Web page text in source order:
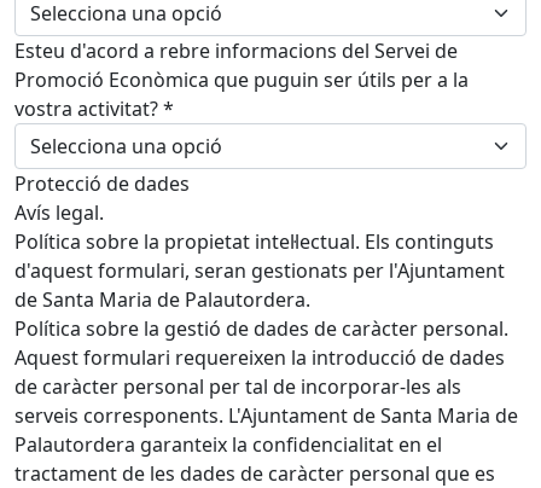
Esteu d'acord a rebre informacions del Servei de
Promoció Econòmica que puguin ser útils per a la
vostra activitat?*
Protecció de dades
Avís legal.
Política sobre la propietat intel·lectual. Els continguts
d'aquest formulari, seran gestionats per l'Ajuntament
de Santa Maria de Palautordera.
Política sobre la gestió de dades de caràcter personal.
Aquest formulari requereixen la introducció de dades
de caràcter personal per tal de incorporar-les als
serveis corresponents. L'Ajuntament de Santa Maria de
Palautordera garanteix la confidencialitat en el
tractament de les dades de caràcter personal que es